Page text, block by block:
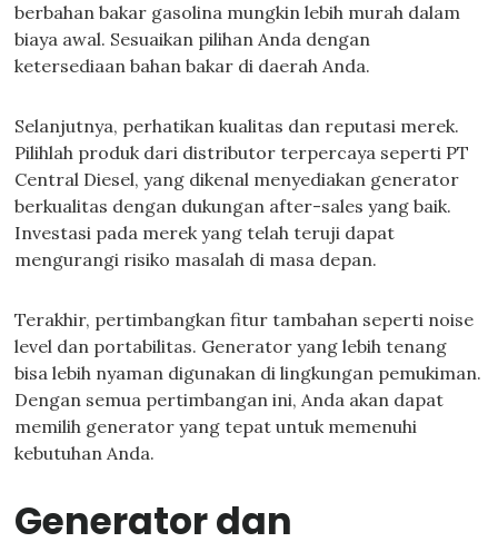
berbahan bakar gasolina mungkin lebih murah dalam
biaya awal. Sesuaikan pilihan Anda dengan
ketersediaan bahan bakar di daerah Anda.
Selanjutnya, perhatikan kualitas dan reputasi merek.
Pilihlah produk dari distributor terpercaya seperti PT
Central Diesel, yang dikenal menyediakan generator
berkualitas dengan dukungan after-sales yang baik.
Investasi pada merek yang telah teruji dapat
mengurangi risiko masalah di masa depan.
Terakhir, pertimbangkan fitur tambahan seperti noise
level dan portabilitas. Generator yang lebih tenang
bisa lebih nyaman digunakan di lingkungan pemukiman.
Dengan semua pertimbangan ini, Anda akan dapat
memilih generator yang tepat untuk memenuhi
kebutuhan Anda.
Generator dan